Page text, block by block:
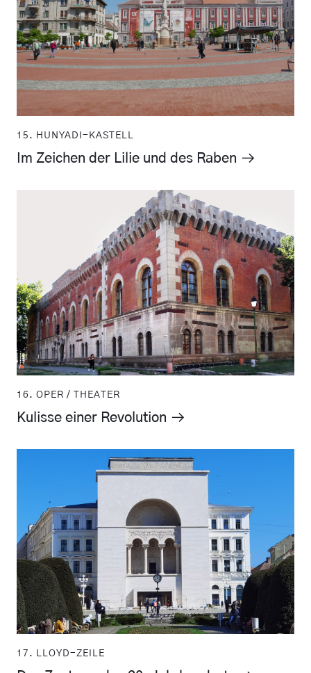
15. HUNYADI-KASTELL
Im Zeichen der Lilie und des Raben
16. OPER / THEATER
Kulisse einer Revolution
17. LLOYD-ZEILE